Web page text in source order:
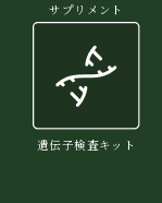
サプリメント
遺伝子検査キット